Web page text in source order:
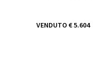
VENDUTO € 5.604